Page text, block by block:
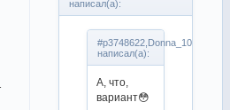
написал(а):
#p3748622,Donna_103
написал(а):
А, что,
вариант😳